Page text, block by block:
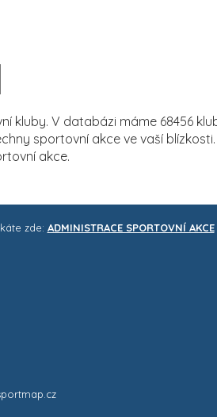
kluby. V databázi máme 68456
sportovní akce ve vaší
akce.
zde: ADMINISTRACE SPORTOVNÍ AKCE